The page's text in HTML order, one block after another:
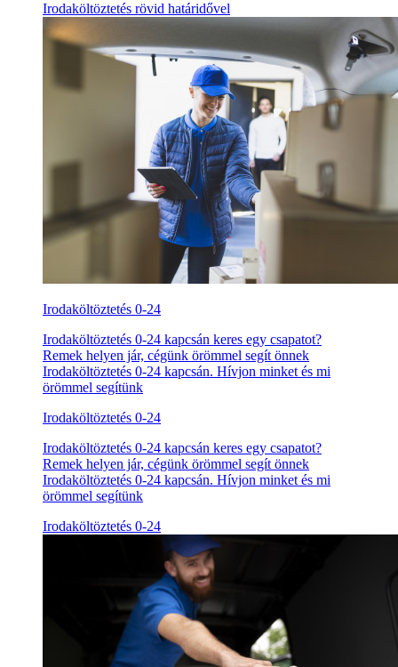
Irodaköltöztetés rövid határidővel
Irodaköltöztetés 0-24
Irodaköltöztetés 0-24 kapcsán keres egy csapatot?
Remek helyen jár, cégünk örömmel segít önnek
Irodaköltöztetés 0-24 kapcsán. Hívjon minket és mi
örömmel segítünk
Irodaköltöztetés 0-24
Irodaköltöztetés 0-24 kapcsán keres egy csapatot?
Remek helyen jár, cégünk örömmel segít önnek
Irodaköltöztetés 0-24 kapcsán. Hívjon minket és mi
örömmel segítünk
Irodaköltöztetés 0-24